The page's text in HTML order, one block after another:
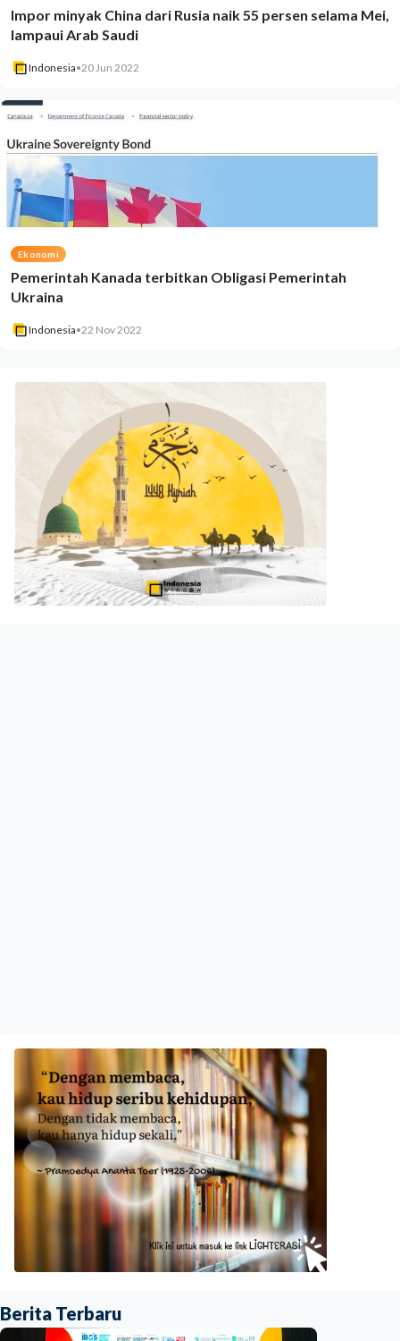
Impor minyak China dari Rusia naik 55 persen selama Mei,
lampaui Arab Saudi
Indonesia•20 Jun 2022
Ekonomi
Pemerintah Kanada terbitkan Obligasi Pemerintah
Ukraina
Indonesia•22 Nov 2022
Berita Terbaru